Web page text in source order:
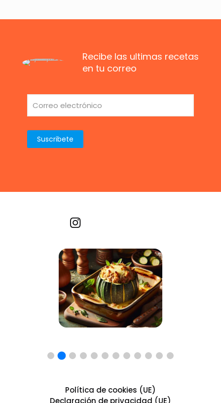
Recibe las ultimas recetas
en tu correo
Política de cookies (UE)
Declaración de privacidad (UE)